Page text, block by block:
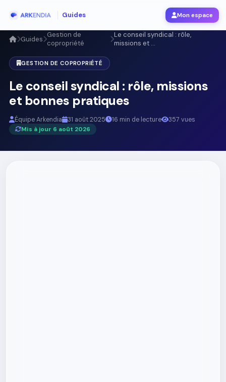
Guides Mon espace
Guides Gestion de
copropriété
Le conseil syndical : rôle,
missions et ...
GESTION DE COPROPRIÉTÉ
Le conseil syndical : rôle, missions
et bonnes pratiques
Équipe Arkendia 31 août 2025 16 min de lecture
357 vues
Mis à jour 6 août 2026